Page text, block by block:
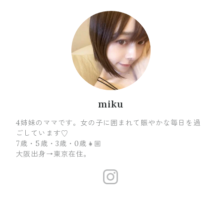
miku
4姉妹のママです。女の子に囲まれて賑やかな毎日を過
ごしています♡
7歳・5歳・3歳・0歳👧🏼
大阪出身→東京在住。